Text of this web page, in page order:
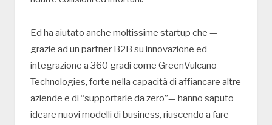
Ed ha aiutato anche moltissime startup che —
grazie ad un partner B2B su innovazione ed
integrazione a 360 gradi come GreenVulcano
Technologies, forte nella capacità di affiancare altre
aziende e di “supportarle da zero”— hanno saputo
ideare nuovi modelli di business, riuscendo a fare